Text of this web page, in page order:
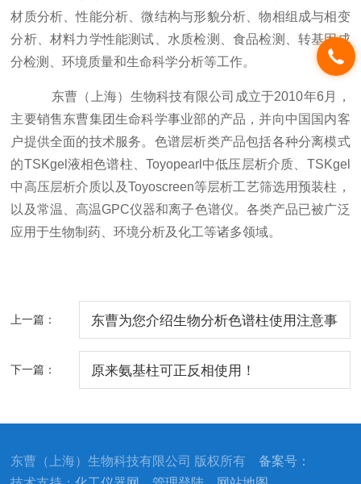
材质分析、性能分析、微结构与形貌分析、物相组成与相变
分析、材料力学性能测试、水质检测、食品检测、转基因成
分检测、环境质量和生命科学分析等工作。
东曹（上海）生物科技有限公司成立于2010年6月，
主要销售东曹集团生命科学事业部的产品，并向中国国内客
户提供全面的技术服务。色谱层析类产品包括各种分离模式
的TSKgel液相色谱柱、Toyopearl中低压层析介质、TSKgel
中高压层析介质以及Toyoscreen等层析工艺筛选用预装柱，
以及常温、高温GPC仪器和离子色谱仪。各类产品已被广泛
应用于生物制药、环境分析及化工等诸多领域。
上一篇： 东曹为您介绍生物分析色谱柱使用注意事
下一篇： 原来氨基柱可正反相使用！
东曹（上海）生物科技有限公司 版权所有备案号：